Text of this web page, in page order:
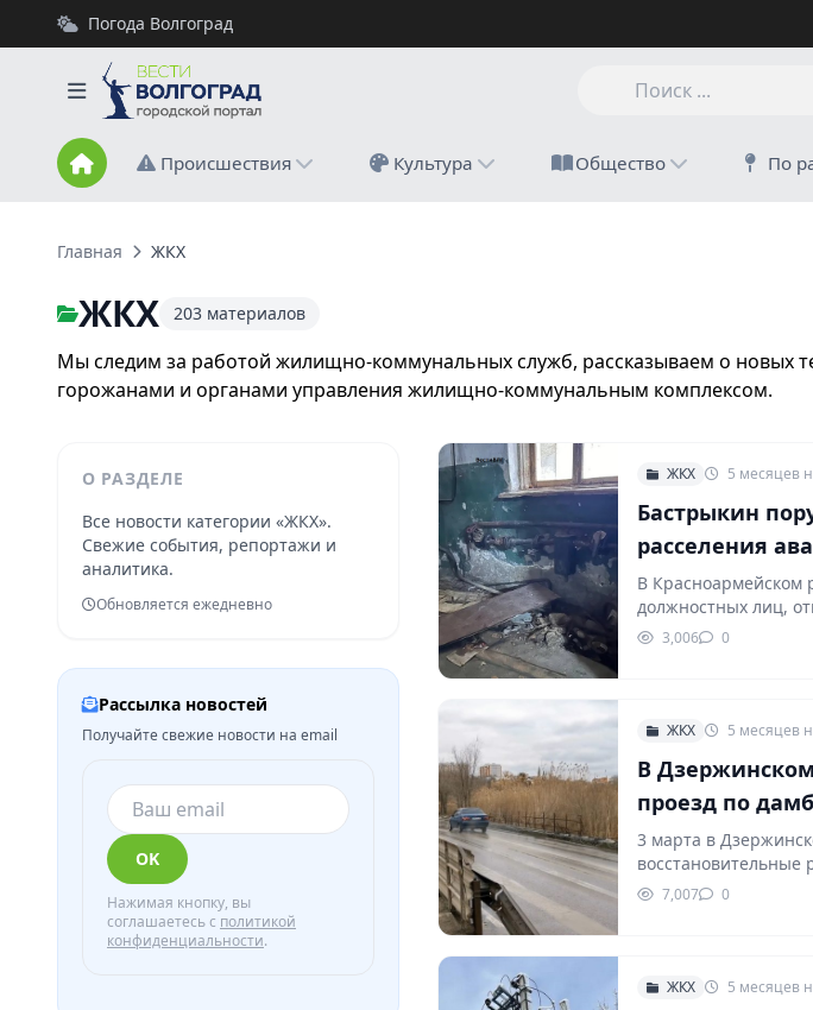
Погода Волгоград
Происшествия Культура Общество По
Главная ЖКХ
ЖКХ 203 материалов
Мы следим за работой жилищно-коммунальных служб, рассказываем о новых
горожанами и органами управления жилищно-коммунальным комплексом.
О РАЗДЕЛЕ
Все новости категории «ЖКХ».
Свежие события, репортажи и
аналитика.
Обновляется ежедневно
Рассылка новостей
Получайте свежие новости на email
OK
Нажимая кнопку, вы
соглашаетесь с политикой
конфиденциальности.
ЖКХ 5 месяцев
Бастрыкин
расселения
В Красноармейском
должностных лиц,
двухэтажного дома
3,006 0
ЖКХ 5 месяцев
В
проезд по
3 марта в
восстановительные
Царицы.…
7,007 0
ЖКХ 5 месяцев